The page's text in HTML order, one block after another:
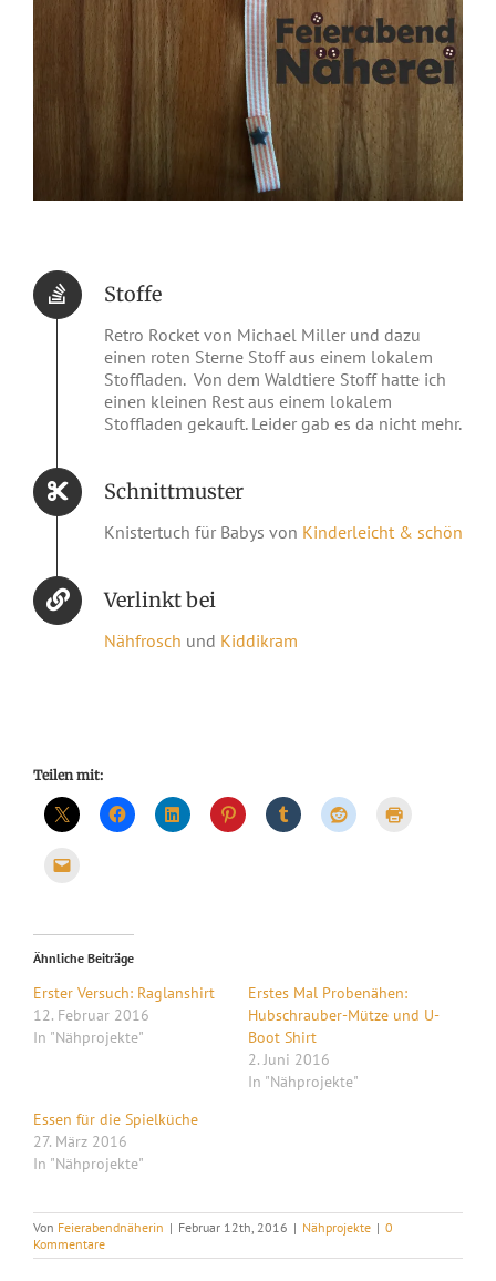
Stoffe
Retro Rocket von Michael Miller und dazu
einen roten Sterne Stoff aus einem lokalem
Stoffladen. Von dem Waldtiere Stoff hatte ich
einen kleinen Rest aus einem lokalem
Stoffladen gekauft. Leider gab es da nicht mehr.
Schnittmuster
Knistertuch für Babys von Kinderleicht & schön
Verlinkt bei
Nähfrosch und Kiddikram
Teilen mit:
Ähnliche Beiträge
Erster Versuch: Raglanshirt
12. Februar 2016
In "Nähprojekte"
Erstes Mal Probenähen:
Hubschrauber-Mütze und U-
Boot Shirt
2. Juni 2016
In "Nähprojekte"
Essen für die Spielküche
27. März 2016
In "Nähprojekte"
Von Feierabendnäherin | Februar 12th, 2016 | Nähprojekte | 0
Kommentare